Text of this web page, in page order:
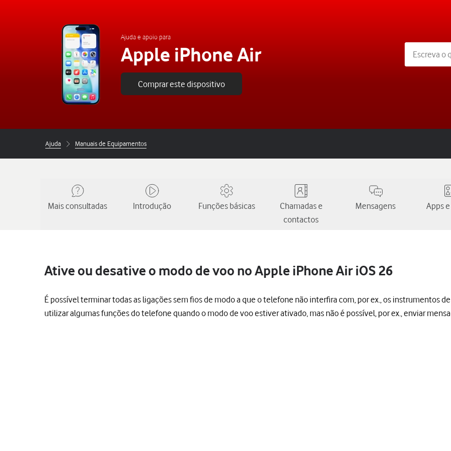
Ajuda e apoio para
Apple iPhone Air
Comprar este dispositivo
Ajuda Manuais de Equipamentos
Mais consultadas Introdução Funções básicas
Chamadas e
contactos
Mensagens Apps
Ative ou desative o modo de voo no Apple iPhone Air iOS 26
É possível terminar todas as ligações sem fios de modo a que o telefone não interfira com, por ex., os instrumentos
utilizar algumas funções do telefone quando o modo de voo estiver ativado, mas não é possível, por ex., enviar